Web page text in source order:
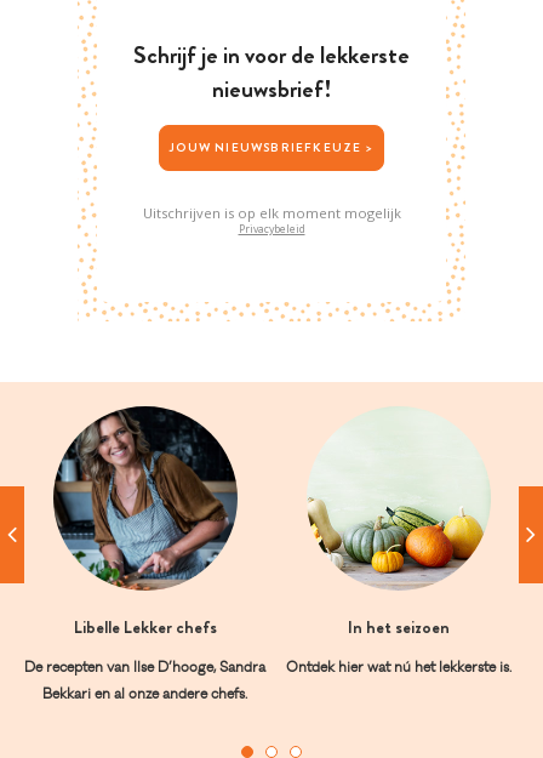
Schrijf je in voor de lekkerste
nieuwsbrief!
JOUW NIEUWSBRIEFKEUZE >
Uitschrijven is op elk moment mogelijk
Privacybeleid
Libelle Lekker chefs
De recepten van Ilse D’hooge, Sandra
Bekkari en al onze andere chefs.
In het seizoen
Ontdek hier wat nú het lekkerste is.